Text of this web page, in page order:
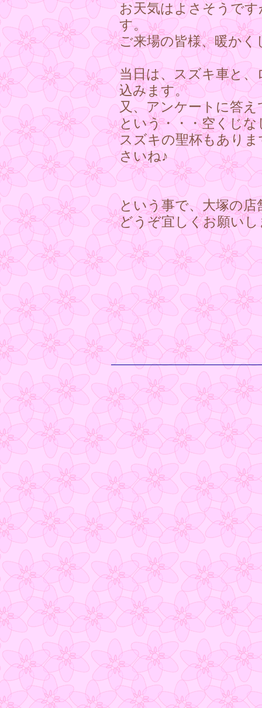
お天気はよさそうで
す。
ご来場の皆様、暖か
当日は、スズキ車と
込みます。
又、アンケートに答
という・・・空くじ
スズキの聖杯もあり
さいね♪
という事で、大塚の
どうぞ宜しくお願い